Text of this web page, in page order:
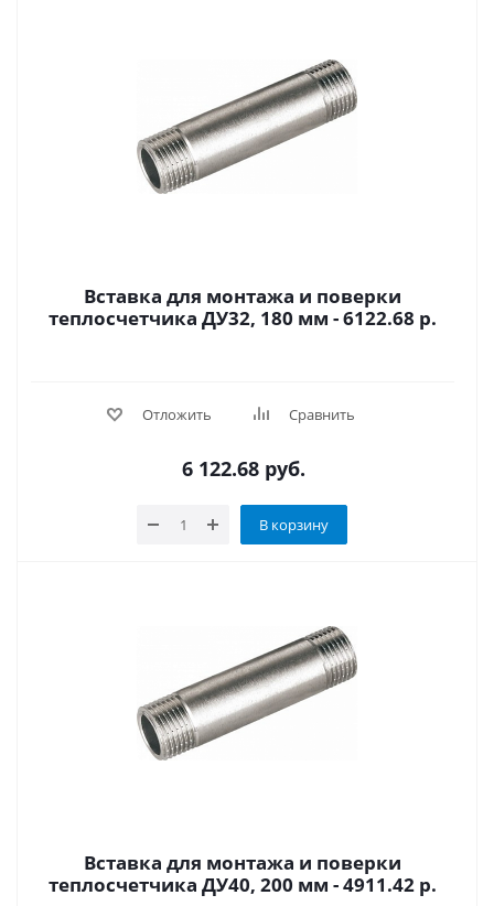
Вставка для монтажа и поверки
теплосчетчика ДУ32, 180 мм - 6122.68 р.
Отложить Сравнить
6 122.68руб.
В корзину
Вставка для монтажа и поверки
теплосчетчика ДУ40, 200 мм - 4911.42 р.